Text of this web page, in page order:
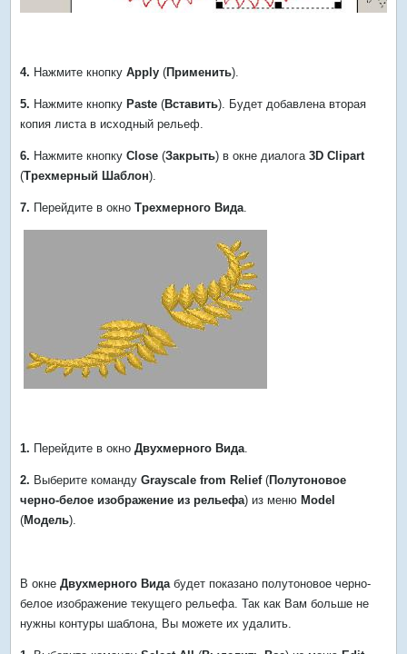
4. Нажмите кнопкуApply (Применить).
5. Нажмите кнопку Paste (Вставить). Будет добавлена вторая
копия листа в исходный рельеф.
6. Нажмите кнопкуClose (Закрыть) в окне диалога3D Clipart
(Трехмерный Шаблон).
7. Перейдите в окноТрехмерного Вида.
1. Перейдите в окноДвухмерного Вида.
2. Выберите командуGrayscale from Relief(Полутоновое
черно-белое изображение из рельефа) из меню Model
(Модель).
В окнеДвухмерного Видабудет показано полутоновое черно-
белое изображение текущего рельефа. Так как Вам больше не
нужны контуры шаблона, Вы можете их удалить.